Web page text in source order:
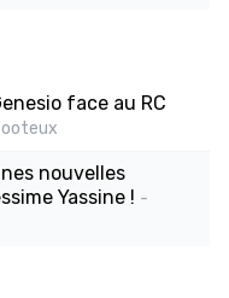
face au RC
nouvelles
Yassine ! -